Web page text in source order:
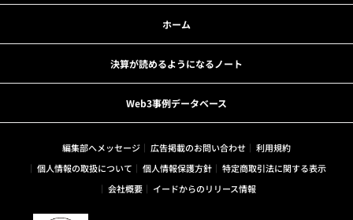
ホーム
決算が読めるようになるノート
Web3事例データベース
編集部へメッセージ 広告掲載のお問い合わせ
利用規約
個人情報の取扱について
個人情報保護方針
特定商取引法に関する表示
会社概要
イードからのリリース情報